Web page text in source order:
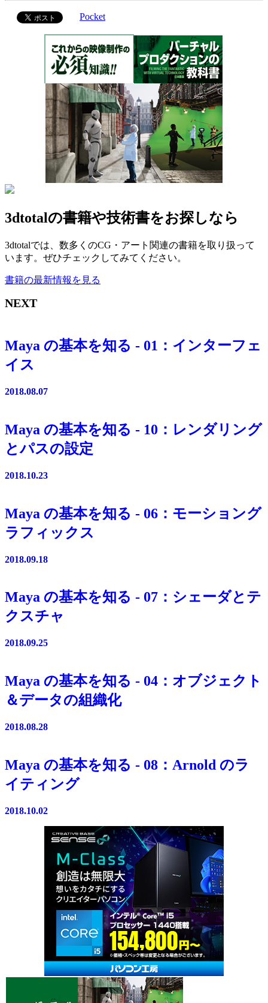
Pocket
3dtotalの書籍や技術書をお探しなら
3dtotalでは、数多くのCG・アート関連の書籍を取り扱って
います。ぜひチェックしてみてください。
書籍の最新情報を見る
NEXT
Maya の基本を知る - 01：インターフェ
イス
2018.08.07
Maya の基本を知る - 10：レンダリング
とパスの設定
2018.10.23
Maya の基本を知る - 06：モーショング
ラフィックス
2018.09.18
Maya の基本を知る - 07：シェーダとテ
クスチャ
2018.09.25
Maya の基本を知る - 04：オブジェクト
＆データの組織化
2018.08.28
Maya の基本を知る - 08：Arnold のラ
イティング
2018.10.02